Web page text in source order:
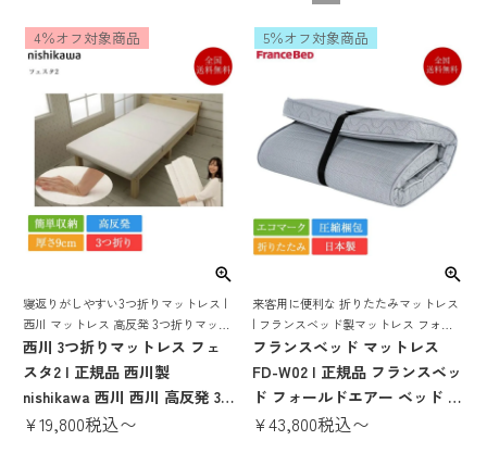
寝返りがしやすい3つ折りマットレス |
西川 マットレス 高反発 3つ折りマット
レス
西川 3つ折りマットレス フェ
スタ2 | 正規品 西川製
nishikawa 西川 西川 高反発 3
つ折りマットレス 高反発マッ
4％オフ対象商品
¥19,800税込〜
来客用に便利な 折りたたみマットレス
| フランスベッド製マットレス フォー
ルドエアー 薄い 薄型 来客用 三つ折り
折り畳み 折りたたみ 折りたためる 厚
フランスベッド マットレス
FD-W02 | 正規品 フランスベッ
ド フォールドエアー ベッド マ
ットレス 圧縮梱包 薄い 薄型
5％オフ対象商品
¥43,800税込〜